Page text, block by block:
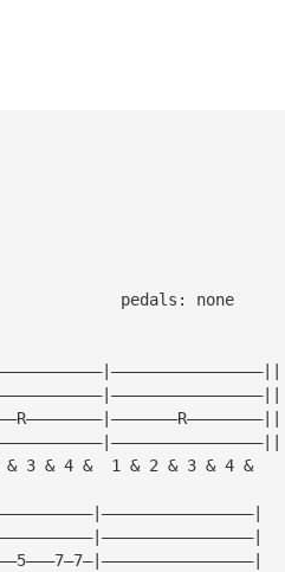
standard tuning, key A minor				pedals: none
3 & 4 &  1 & 2 & 3 & 4 &